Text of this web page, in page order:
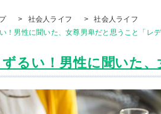
> 社会人ライフ >
社会人ライフ
！男性に聞いた、女尊男卑だと思うこと「レ
るい！男性に聞いた、